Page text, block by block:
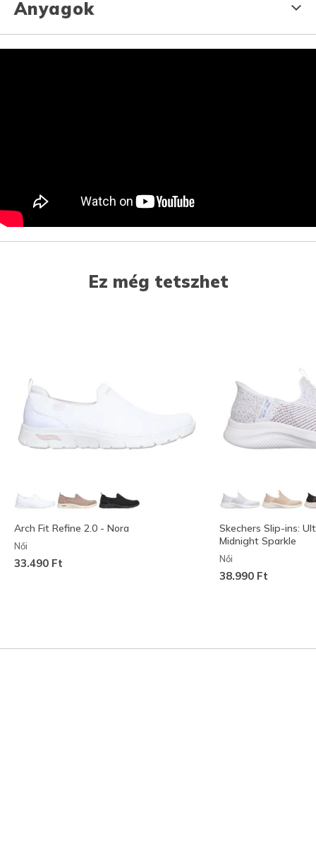
Anyagok
Ez még tetszhet
Arch Fit Refine 2.0 - Nora
Női
33.490 Ft
Skechers Slip-ins:
Midnight Sparkle
Női
38.990 Ft